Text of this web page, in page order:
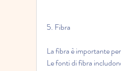
5. Fibra
La fibra è importante
Le fonti di fibra